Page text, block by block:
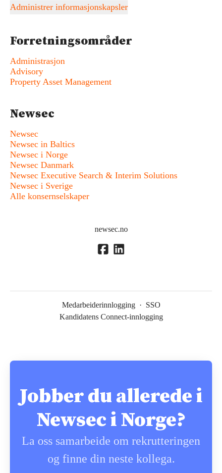
Administrer informasjonskapsler
Forretningsområder
Administrasjon
Advisory
Property Asset Management
Newsec
Newsec
Newsec in Baltics
Newsec i Norge
Newsec Danmark
Newsec Executive Search & Interim Solutions
Newsec i Sverige
Alle konsernselskaper
newsec.no
Medarbeiderinnlogging · SSO
Kandidatens Connect-innlogging
Jobber du allerede i
Newsec i Norge?
La oss samarbeide om rekrutteringen
og finne din neste kollega.